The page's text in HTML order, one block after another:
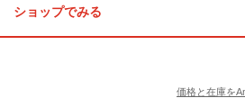
ショップでみる
価格と在庫を